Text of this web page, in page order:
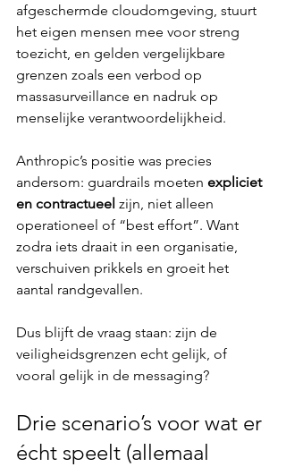
afgeschermde cloudomgeving, stuurt
het eigen mensen mee voor streng
toezicht, en gelden vergelijkbare
grenzen zoals een verbod op
massasurveillance en nadruk op
menselijke verantwoordelijkheid.
Anthropic’s positie was precies
andersom: guardrails moeten expliciet
en contractueel zijn, niet alleen
operationeel of “best effort”. Want
zodra iets draait in een organisatie,
verschuiven prikkels en groeit het
aantal randgevallen.
Dus blijft de vraag staan: zijn de
veiligheidsgrenzen echt gelijk, of
vooral gelijk in de messaging?
Drie scenario’s voor wat er
écht speelt (allemaal